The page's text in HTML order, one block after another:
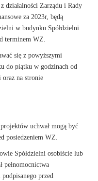
działalności Zarządu i Rady
za 2023r, będą
w budynku Spółdzielni
terminem WZ.
się z powyższymi
do piątku w godzinach od
oraz na stronie
uchwał mogą być
posiedzeniem WZ.
Spółdzielni osobiście lub
pełnomocnictwa
podpisanego przed